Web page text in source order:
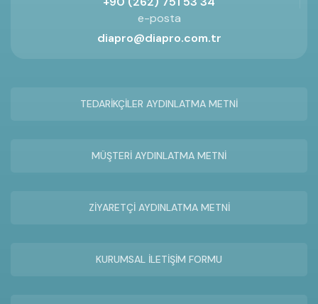
e-posta
diapro@diapro.com.tr
TEDARİKÇİLER AYDINLATMA METNİ
MÜŞTERİ AYDINLATMA METNİ
ZİYARETÇİ AYDINLATMA METNİ
KURUMSAL İLETİŞİM FORMU